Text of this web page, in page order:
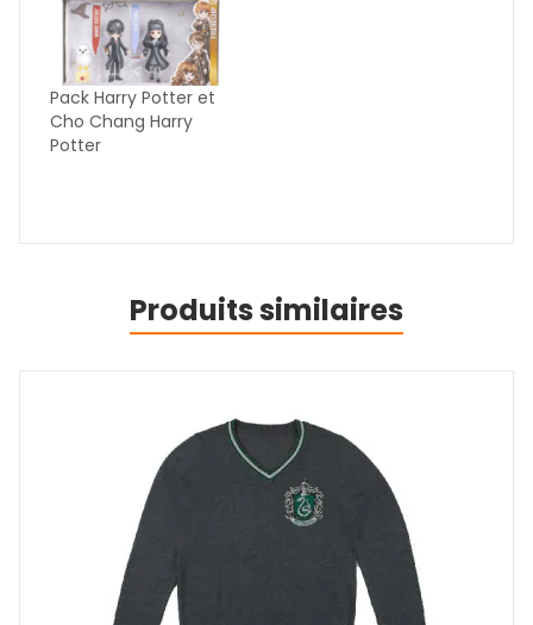
Pack Harry Potter et
Cho Chang Harry
Potter
Produits similaires